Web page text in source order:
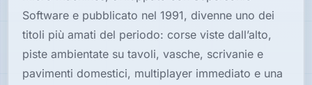
Software e pubblicato nel 1991, divenne uno dei
titoli più amati del periodo: corse viste dall’alto,
piste ambientate su tavoli, vasche, scrivanie e
pavimenti domestici, multiplayer immediato e una